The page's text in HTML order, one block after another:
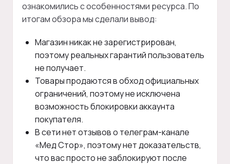
ознакомились с особенностями ресурса. По
итогам обзора мы сделали вывод:
Магазин никак не зарегистрирован,
поэтому реальных гарантий пользователь
не получает.
Товары продаются в обход официальных
ограничений, поэтому не исключена
возможность блокировки аккаунта
покупателя.
В сети нет отзывов о телеграм-канале
«Мед Стор», поэтому нет доказательств,
что вас просто не заблокируют после